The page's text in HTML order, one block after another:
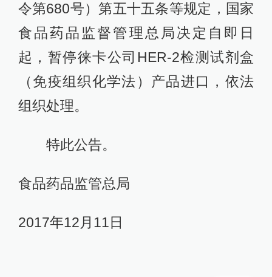
令第680号）第五十五条等规定，国家
食品药品监督管理总局决定自即日
起，暂停徕卡公司HER-2检测试剂盒
（免疫组织化学法）产品进口，依法
组织处理。
特此公告。
食品药品监管总局
2017年12月11日